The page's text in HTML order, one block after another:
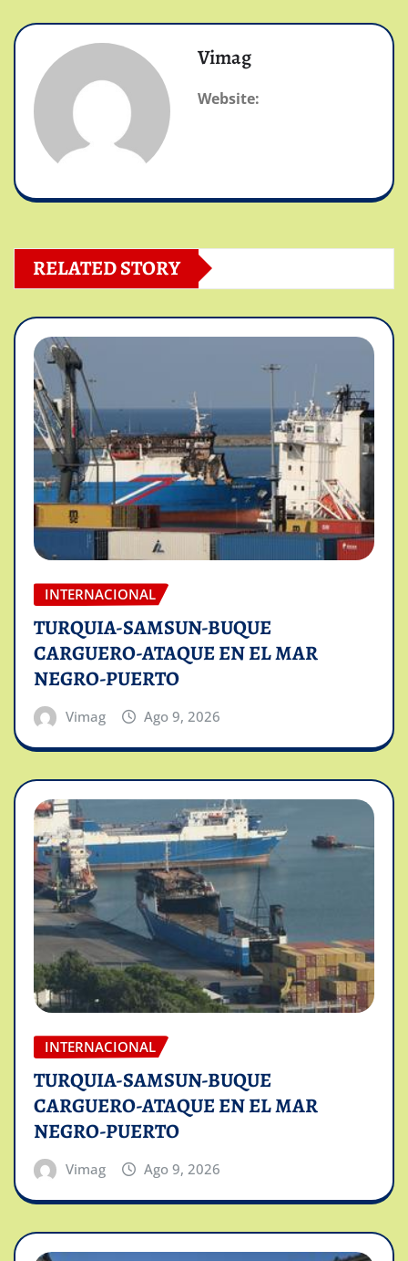
Vimag
Website:
RELATED STORY
INTERNACIONAL
TURQUIA-SAMSUN-BUQUE
CARGUERO-ATAQUE EN EL MAR
NEGRO-PUERTO
Vimag Ago 9, 2026
INTERNACIONAL
TURQUIA-SAMSUN-BUQUE
CARGUERO-ATAQUE EN EL MAR
NEGRO-PUERTO
Vimag Ago 9, 2026